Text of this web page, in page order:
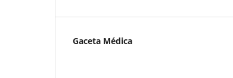
Gaceta Médica